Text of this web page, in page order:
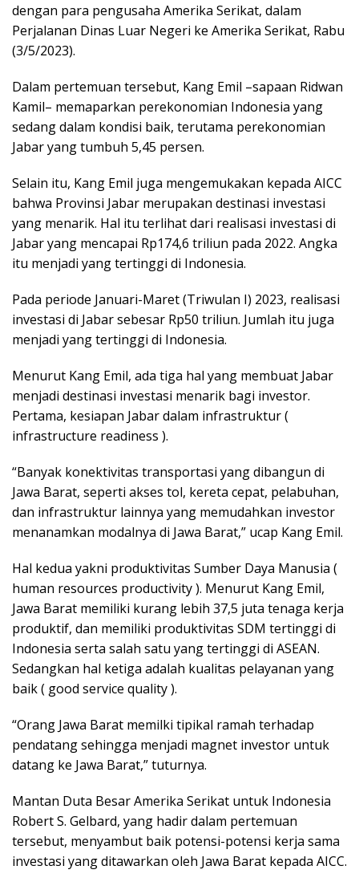
dengan para pengusaha Amerika Serikat, dalam
Perjalanan Dinas Luar Negeri ke Amerika Serikat, Rabu
(3/5/2023).
Dalam pertemuan tersebut, Kang Emil –sapaan Ridwan
Kamil– memaparkan perekonomian Indonesia yang
sedang dalam kondisi baik, terutama perekonomian
Jabar yang tumbuh 5,45 persen.
Selain itu, Kang Emil juga mengemukakan kepada AICC
bahwa Provinsi Jabar merupakan destinasi investasi
yang menarik. Hal itu terlihat dari realisasi investasi di
Jabar yang mencapai Rp174,6 triliun pada 2022. Angka
itu menjadi yang tertinggi di Indonesia.
Pada periode Januari-Maret (Triwulan I) 2023, realisasi
investasi di Jabar sebesar Rp50 triliun. Jumlah itu juga
menjadi yang tertinggi di Indonesia.
Menurut Kang Emil, ada tiga hal yang membuat Jabar
menjadi destinasi investasi menarik bagi investor.
Pertama, kesiapan Jabar dalam infrastruktur (
infrastructure readiness ).
“Banyak konektivitas transportasi yang dibangun di
Jawa Barat, seperti akses tol, kereta cepat, pelabuhan,
dan infrastruktur lainnya yang memudahkan investor
menanamkan modalnya di Jawa Barat,” ucap Kang Emil.
Hal kedua yakni produktivitas Sumber Daya Manusia (
human resources productivity ). Menurut Kang Emil,
Jawa Barat memiliki kurang lebih 37,5 juta tenaga kerja
produktif, dan memiliki produktivitas SDM tertinggi di
Indonesia serta salah satu yang tertinggi di ASEAN.
Sedangkan hal ketiga adalah kualitas pelayanan yang
baik ( good service quality ).
“Orang Jawa Barat memilki tipikal ramah terhadap
pendatang sehingga menjadi magnet investor untuk
datang ke Jawa Barat,” tuturnya.
Mantan Duta Besar Amerika Serikat untuk Indonesia
Robert S. Gelbard, yang hadir dalam pertemuan
tersebut, menyambut baik potensi-potensi kerja sama
investasi yang ditawarkan oleh Jawa Barat kepada AICC.